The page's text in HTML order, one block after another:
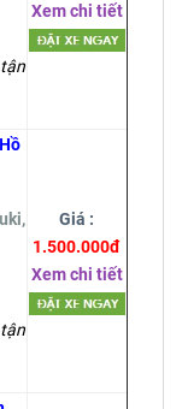
Xem chi tiết
Giá :
1.500.000đ
Xem chi tiết